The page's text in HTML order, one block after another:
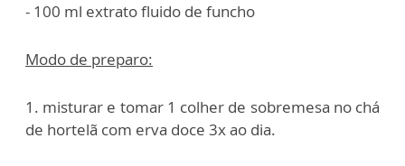
- 100 ml extrato fluido de funcho
Modo de preparo:
1. misturar e tomar 1 colher de sobremesa no chá
de hortelã com erva doce 3x ao dia.